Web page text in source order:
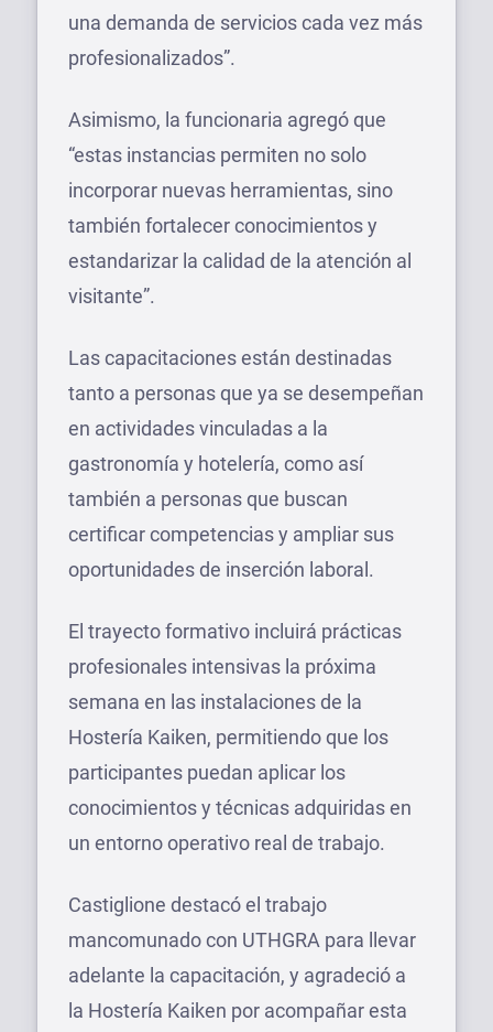
una demanda de servicios cada vez más
profesionalizados”.
Asimismo, la funcionaria agregó que
“estas instancias permiten no solo
incorporar nuevas herramientas, sino
también fortalecer conocimientos y
estandarizar la calidad de la atención al
visitante”.
Las capacitaciones están destinadas
tanto a personas que ya se desempeñan
en actividades vinculadas a la
gastronomía y hotelería, como así
también a personas que buscan
certificar competencias y ampliar sus
oportunidades de inserción laboral.
El trayecto formativo incluirá prácticas
profesionales intensivas la próxima
semana en las instalaciones de la
Hostería Kaiken, permitiendo que los
participantes puedan aplicar los
conocimientos y técnicas adquiridas en
un entorno operativo real de trabajo.
Castiglione destacó el trabajo
mancomunado con UTHGRA para llevar
adelante la capacitación, y agradeció a
la Hostería Kaiken por acompañar esta